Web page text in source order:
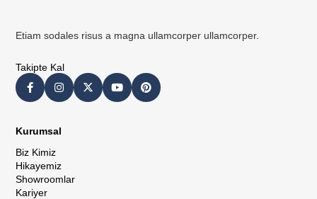
Etiam sodales risus a magna ullamcorper ullamcorper.
Takipte Kal
Kurumsal
Biz Kimiz
Hikayemiz
Showroomlar
Kariyer